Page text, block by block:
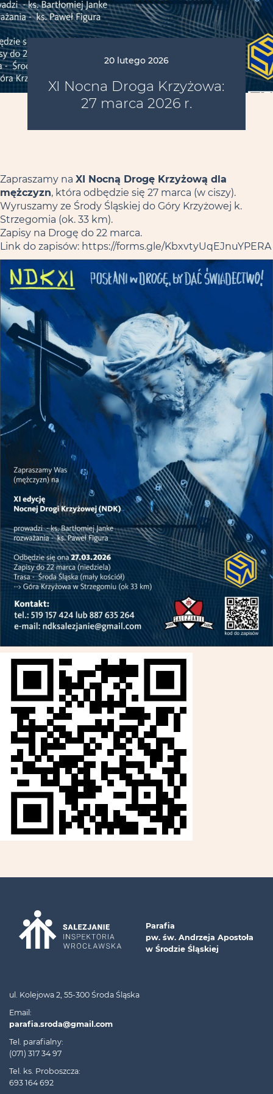
20 lutego 2026
XI Nocna Droga Krzyżowa:
27 marca 2026 r.
Zapraszamy na XI Nocną Drogę Krzyżową dla
mężczyzn, która odbędzie się 27 marca (w ciszy).
Wyruszamy ze Środy Śląskiej do Góry Krzyżowej k.
Strzegomia (ok. 33 km).
Zapisy na Drogę do 22 marca.
Link do zapisów: https://forms.gle/KbxvtyUqEJnuYPERA
Parafia
pw. św. Andrzeja Apostoła
w Środzie Śląskiej
ul. Kolejowa 2, 55-300 Środa Śląska
Email:
parafia.sroda@gmail.com
Tel. parafialny:
(071) 317 34 97
Tel. ks. Proboszcza:
693 164 692